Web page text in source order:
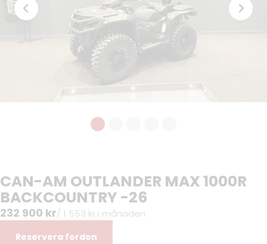
CAN-AM OUTLANDER MAX 1000R
BACKCOUNTRY -26
232 900 kr/ 1 553 kr i månaden
Reservera fordon